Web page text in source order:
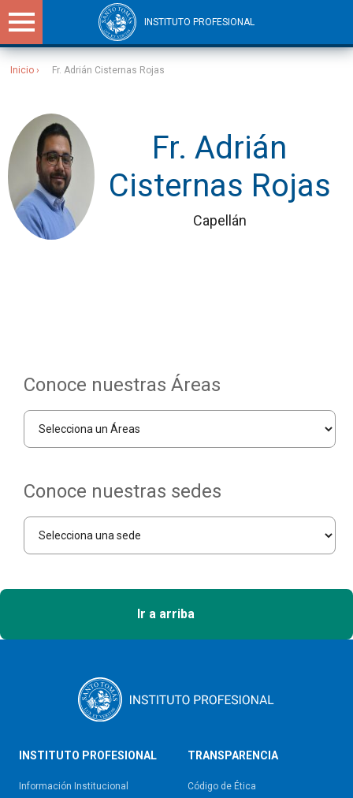
INSTITUTO PROFESIONAL
Inicio Fr. Adrián Cisternas Rojas
Fr. Adrián
Cisternas Rojas
Capellán
Conoce nuestras Áreas
Conoce nuestras sedes
Ir a arriba
INSTITUTO PROFESIONAL
Información Institucional
TRANSPARENCIA
Código de Ética